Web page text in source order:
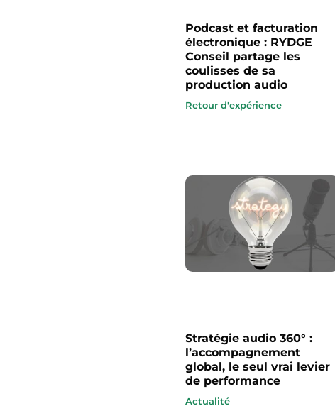
Podcast et facturation
électronique : RYDGE
Conseil partage les
coulisses de sa
production audio
Retour d'expérience
Stratégie audio 360° :
l’accompagnement
global, le seul vrai levier
de performance
Actualité